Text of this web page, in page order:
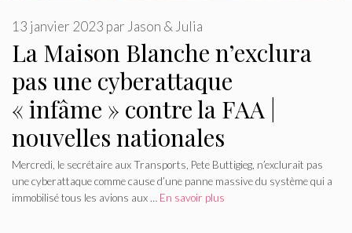
La Maison Blanche n’exclura
pas une cyberattaque
« infâme » contre la FAA |
nouvelles nationales
13 janvier 2023 par Jason & Julia
Mercredi, le secrétaire aux Transports, Pete Buttigieg, n’exclurait pas
une cyberattaque comme cause d’une panne massive du système qui a
immobilisé tous les avions aux … En savoir plus